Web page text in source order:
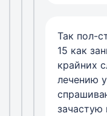
Так пол-
15 как
крайних
лечению